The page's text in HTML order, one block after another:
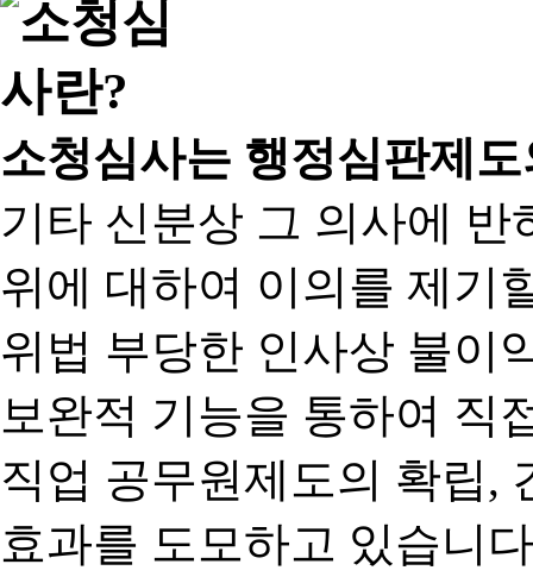
소청심사는 행정심판제
기타 신분상 그 의사에
위에 대하여 이의를 제기
위법 부당한 인사상 불이
보완적 기능을 통하여 직
직업 공무원제도의 확립,
효과를 도모하고 있습니